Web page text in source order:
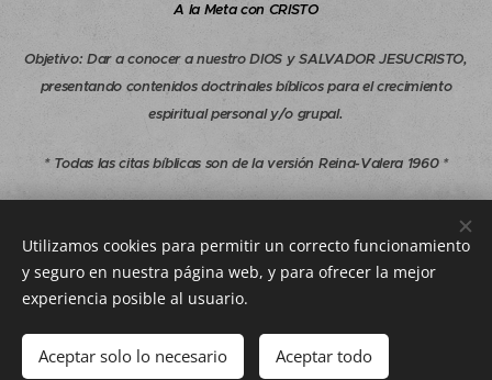
A la Meta con CRISTO
Objetivo:Dar a conocer a nuestro DIOS y SALVADOR JESUCRISTO,
presentando contenidos doctrinales bíblicos para el crecimiento
espiritual personal y/o grupal.
* Todas las citas bíblicas son de la versión Reina-Valera 1960 *
reservados.
alametaconcristo.com@gmail.com
Cookies
Utilizamos cookies para permitir un correcto funcionamiento
y seguro en nuestra página web, y para ofrecer la mejor
experiencia posible al usuario.
Aceptar solo lo necesario Aceptar todo